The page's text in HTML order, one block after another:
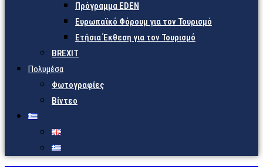
Πρόγραμμα EDEN
Ευρωπαϊκό Φόρουμ για τον Τουρισμό
Ετήσια Έκθεση για τον Τουρισμό
BREXIT
Πολυμέσα
Φωτογραφίες
Βίντεο